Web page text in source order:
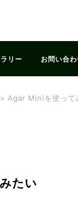
リー お問い合
>Agar Miniを使って
たい